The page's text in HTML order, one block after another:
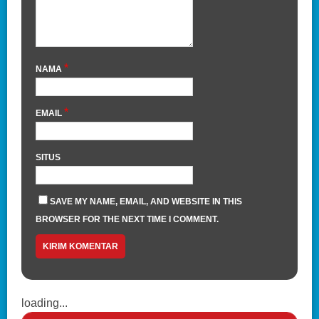
NAMA *
EMAIL *
SITUS
SAVE MY NAME, EMAIL, AND WEBSITE IN THIS
BROWSER FOR THE NEXT TIME I COMMENT.
loading...